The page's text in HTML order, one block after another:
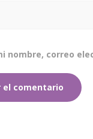
nombre, correo